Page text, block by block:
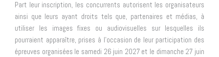
Part leur inscription, les concurrents autorisent les organisateurs
ainsi que leurs ayant droits tels que, partenaires et médias, à
utiliser les images fixes ou audiovisuelles sur lesquelles ils
pourraient apparaître, prises à l’occasion de leur participation des
épreuves organisées le samedi 26 juin 2027 et le dimanche 27 juin